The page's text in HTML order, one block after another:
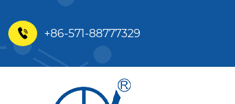
 +86-571-88777329